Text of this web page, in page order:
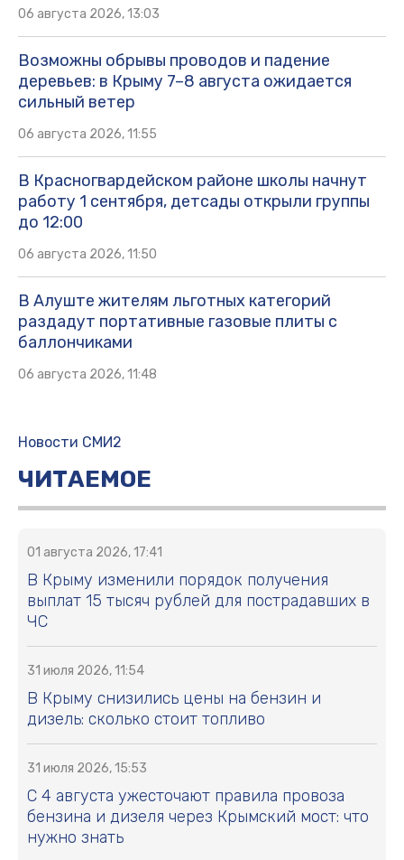
06 августа 2026, 13:03
Возможны обрывы проводов и падение
деревьев: в Крыму 7–8 августа ожидается
сильный ветер
06 августа 2026, 11:55
В Красногвардейском районе школы начнут
работу 1 сентября, детсады открыли группы
до 12:00
06 августа 2026, 11:50
В Алуште жителям льготных категорий
раздадут портативные газовые плиты с
баллончиками
06 августа 2026, 11:48
Новости СМИ2
ЧИТАЕМОЕ
01 августа 2026, 17:41
В Крыму изменили порядок получения
выплат 15 тысяч рублей для пострадавших в
ЧС
31 июля 2026, 11:54
В Крыму снизились цены на бензин и
дизель: сколько стоит топливо
31 июля 2026, 15:53
С 4 августа ужесточают правила провоза
бензина и дизеля через Крымский мост: что
нужно знать